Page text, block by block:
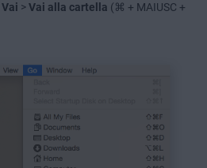
Vai > Vai alla cartella (⌘ + MAIUSC +